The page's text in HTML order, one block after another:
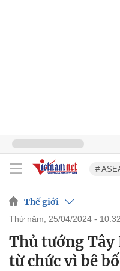
#
Thế giới
thứ năm, 25/04/2024 - 10:32
Thủ tướng Tây
từ chức vì bê